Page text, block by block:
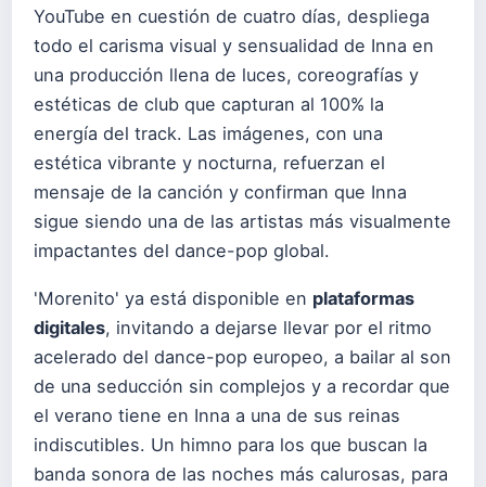
YouTube en cuestión de cuatro días, despliega
todo el carisma visual y sensualidad de Inna en
una producción llena de luces, coreografías y
estéticas de club que capturan al 100% la
energía del track. Las imágenes, con una
estética vibrante y nocturna, refuerzan el
mensaje de la canción y confirman que Inna
sigue siendo una de las artistas más visualmente
impactantes del dance-pop global.
'Morenito' ya está disponible en plataformas
digitales, invitando a dejarse llevar por el ritmo
acelerado del dance-pop europeo, a bailar al son
de una seducción sin complejos y a recordar que
el verano tiene en Inna a una de sus reinas
indiscutibles. Un himno para los que buscan la
banda sonora de las noches más calurosas, para